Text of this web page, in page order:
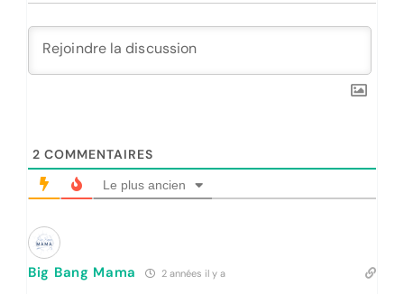
2 COMMENTAIRES
Le plus ancien
Big Bang Mama 2 années il y a